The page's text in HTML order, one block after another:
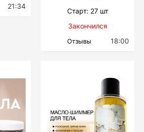
21:34
Cтарт: 27 шт
Закончился
Отзывы 18:00